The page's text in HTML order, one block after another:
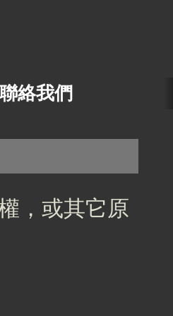
絡我們
，或其它原